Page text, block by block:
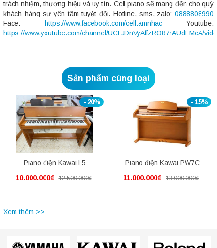
trách nhiệm, thương hiệu và uy tín. Cell piano sẽ mang đến cho quý
khách hàng sự yên tâm tuyệt đối. Hotline, sms, zalo: 0888808990
Face:
https://www.facebook.com/cell.amnhac Youtube:
https://www.youtube.com/channel/UCLJDnVyAffzRO87rAUdEMcA/
Sản phẩm cùng loại
- 20%
Piano điện Kawai L5
10.000.000₫ 12.500.000₫
- 15%
Piano điện Kawai PW7C
11.000.000₫ 13.000.000₫
Xem thêm >>